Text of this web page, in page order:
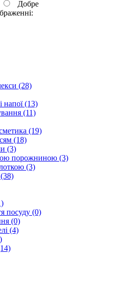
Добре
(28)
напої (13)
(11)
(19)
(18)
(3)
порожниною (3)
(3)
посуду (0)
(0)
(4)